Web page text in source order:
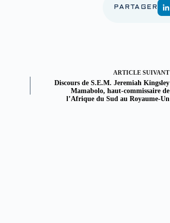
PARTAGER
ARTICLE SUIVANT
Discours de S.E.M. Jeremiah Kingsley
Mamabolo, haut-commissaire de
l’Afrique du Sud au Royaume-Un